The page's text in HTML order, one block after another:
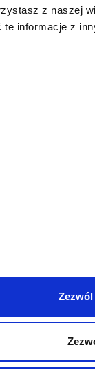
z naszej
te informacje z